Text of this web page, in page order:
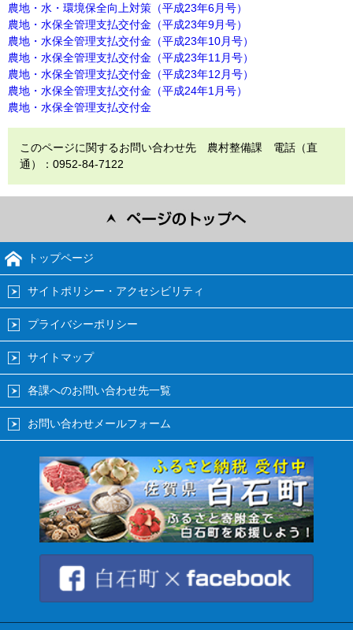
農地・水・環境保全向上対策（平成23年6月号）
農地・水保全管理支払交付金（平成23年9月号）
農地・水保全管理支払交付金（平成23年10月号）
農地・水保全管理支払交付金（平成23年11月号）
農地・水保全管理支払交付金（平成23年12月号）
農地・水保全管理支払交付金（平成24年1月号）
農地・水保全管理支払交付金
このページに関するお問い合わせ先 農村整備課 電話（直
通）：0952-84-7122
トップページ
サイトポリシー・アクセシビリティ
プライバシーポリシー
サイトマップ
各課へのお問い合わせ先一覧
お問い合わせメールフォーム